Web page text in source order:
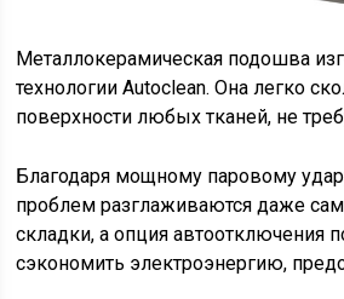
Металлокерамическая подошва
технологии Autoclean. Она легко
поверхности любых тканей, не
Благодаря мощному паровому
проблем разглаживаются даже
складки, а опция автоотключения
сэкономить электроэнергию,